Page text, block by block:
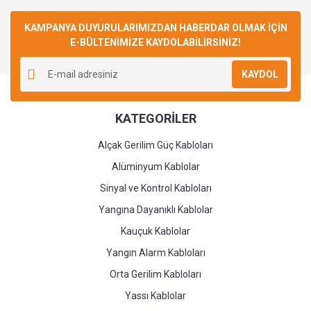
KAMPANYA DUYURULARIMIZDAN HABERDAR OLMAK İÇİN
E-BÜLTENİMİZE KAYDOLABİLİRSİNİZ!
KAYDOL
KATEGORİLER
Alçak Gerilim Güç Kabloları
Alüminyum Kablolar
Sinyal ve Kontrol Kabloları
Yangına Dayanıklı Kablolar
Kauçuk Kablolar
Yangın Alarm Kabloları
Orta Gerilim Kabloları
Yassı Kablolar